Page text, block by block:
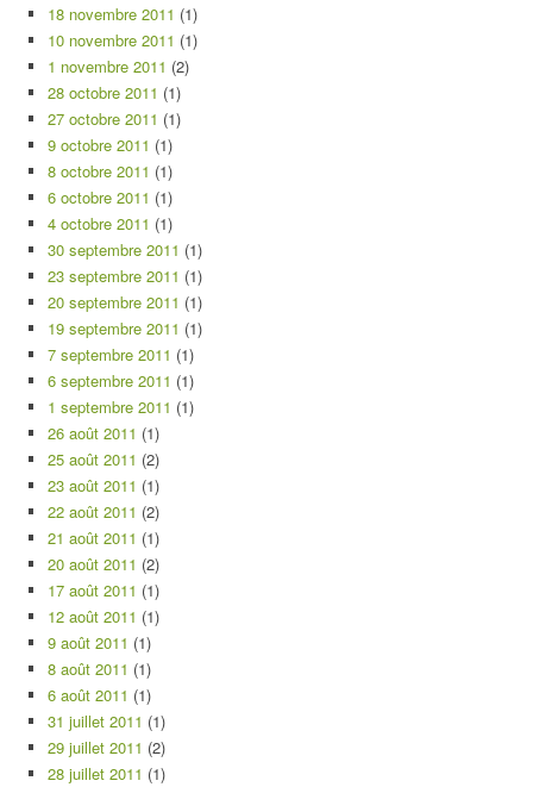
18 novembre 2011 (1)
10 novembre 2011 (1)
1 novembre 2011 (2)
28 octobre 2011 (1)
27 octobre 2011 (1)
9 octobre 2011 (1)
8 octobre 2011 (1)
6 octobre 2011 (1)
4 octobre 2011 (1)
30 septembre 2011 (1)
23 septembre 2011 (1)
20 septembre 2011 (1)
19 septembre 2011 (1)
7 septembre 2011 (1)
6 septembre 2011 (1)
1 septembre 2011 (1)
26 août 2011 (1)
25 août 2011 (2)
23 août 2011 (1)
22 août 2011 (2)
21 août 2011 (1)
20 août 2011 (2)
17 août 2011 (1)
12 août 2011 (1)
9 août 2011 (1)
8 août 2011 (1)
6 août 2011 (1)
31 juillet 2011 (1)
29 juillet 2011 (2)
28 juillet 2011 (1)